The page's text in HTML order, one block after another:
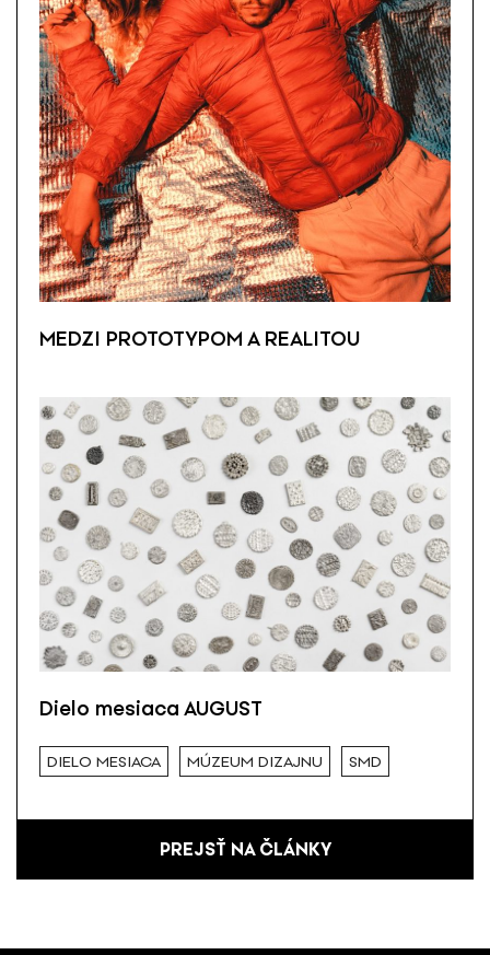
MEDZI PROTOTYPOM A REALITOU
Dielo mesiaca AUGUST
DIELO MESIACA MÚZEUM DIZAJNU SMD
PREJSŤ NA ČLÁNKY